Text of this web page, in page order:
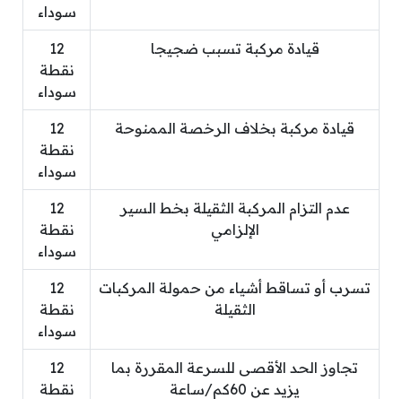
سوداء
قيادة مركبة تسبب ضجيجا
12
نقطة
سوداء
قيادة مركبة بخلاف الرخصة الممنوحة
12
نقطة
سوداء
عدم التزام المركبة الثقيلة بخط السير
الإلزامي
12
نقطة
سوداء
تسرب أو تساقط أشياء من حمولة المركبات
الثقيلة
12
نقطة
سوداء
تجاوز الحد الأقصى للسرعة المقررة بما
يزيد عن 60كم/ساعة
12
نقطة